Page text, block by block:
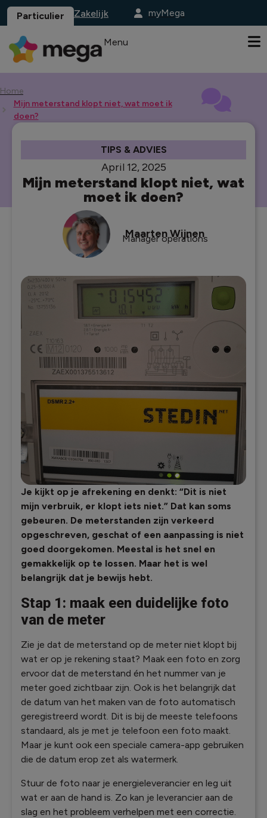
Particulier Zakelijk myMega
Menu
Home
Mijn meterstand klopt niet, wat moet ik
doen?
TIPS & ADVIES
April 12, 2025
Mijn meterstand klopt niet, wat
moet ik doen?
Maarten Wijnen
Manager operations
Je kijkt op je afrekening en denkt: “Dit is niet
mijn verbruik, er klopt iets niet.” Dat kan soms
gebeuren. De meterstanden zijn verkeerd
opgeschreven, geschat of een aanpassing is niet
goed doorgekomen. Meestal is het snel en
gemakkelijk op te lossen. Maar het is wel
belangrijk dat je bewijs hebt.
Stap 1: maak een duidelijke foto
van de meter
Zie je dat de meterstand op de meter niet klopt bij
wat er op je rekening staat? Maak een foto en zorg
ervoor dat de meterstand én het nummer van je
meter goed zichtbaar zijn. Ook is het belangrijk dat
de datum van het maken van de foto automatisch
geregistreerd wordt. Dit is bij de meeste telefoons
standaard, als je met je telefoon een foto maakt.
Maar je kunt ook een speciale camera-app gebruiken
die de datum erop zet als watermerk.
Stuur de foto naar je energieleverancier en leg uit
wat er aan de hand is. Zo kan je leverancier aan de
slag en het probleem verhelpen met een correctie.